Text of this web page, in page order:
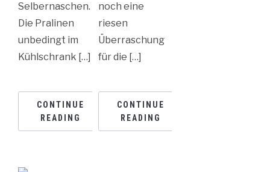
Selbernaschen.
Die Pralinen
unbedingt im
Kühlschrank […]
CONTINUE
READING
noch eine
riesen
Überraschung
für die […]
CONTINUE
READING